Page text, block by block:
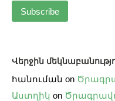
Վերջին
հանուման on
Աստղիկ on